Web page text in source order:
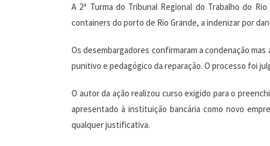
A 2ª Turma do Tribunal Regional do Trabalho do
containers do porto de Rio Grande, a indenizar por
Os desembargadores confirmaram a condenação
punitivo e pedagógico da reparação. O processo foi
O autor da ação realizou curso exigido para o
apresentado à instituição bancária como novo
qualquer justificativa.